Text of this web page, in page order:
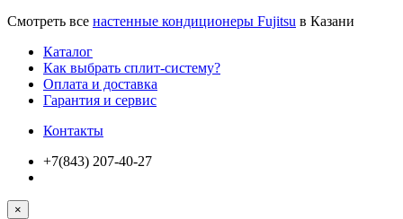
Смотреть все настенные кондиционеры Fujitsu в Казани
Каталог
Как выбрать сплит-систему?
Оплата и доставка
Гарантия и сервис
Контакты
+7(843) 207-40-27
×